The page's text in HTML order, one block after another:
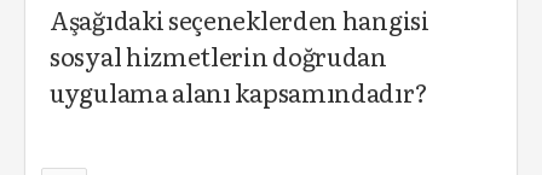
Aşağıdaki seçeneklerden hangisi
sosyal hizmetlerin doğrudan
uygulama alanı kapsamındadır?